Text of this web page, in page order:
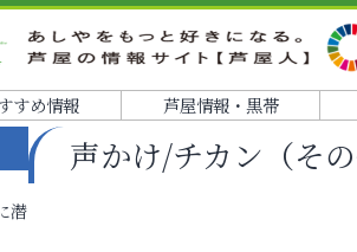
すめ情報 芦屋情報・黒帯
声かけ/チカン（そ
潜